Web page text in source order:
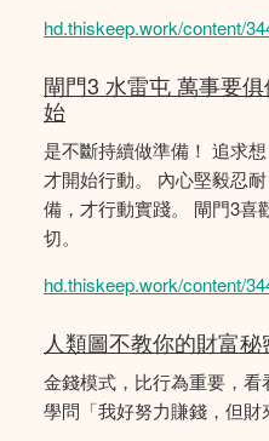
hd.thiskeep.work/content/
閘門3 水雷屯 萬事要
始
是不斷持續做準備！ 追求
才開始行動。 內心堅毅忍
備，才行動實踐。 閘門3喜
切。
hd.thiskeep.work/content/
人類圖不教你的財富秘
金錢模式，比行為重要，
學問「我好努力賺錢，但財